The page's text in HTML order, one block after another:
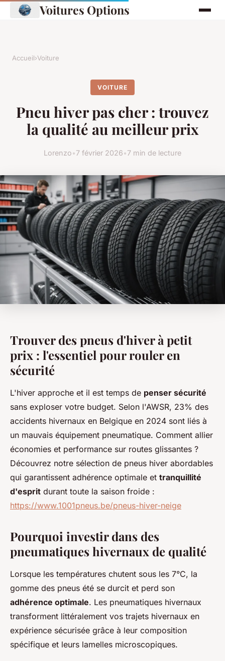
Voitures Options
Accueil›Voiture
VOITURE
Pneu hiver pas cher : trouvez
la qualité au meilleur prix
Lorenzo•7 février 2026•7 min de lecture
Trouver des pneus d'hiver à petit
prix : l'essentiel pour rouler en
sécurité
L'hiver approche et il est temps de penser sécurité
sans exploser votre budget. Selon l'AWSR, 23% des
accidents hivernaux en Belgique en 2024 sont liés à
un mauvais équipement pneumatique. Comment allier
économies et performance sur routes glissantes ?
Découvrez notre sélection de pneus hiver abordables
qui garantissent adhérence optimale et tranquillité
d'esprit durant toute la saison froide :
https://www.1001pneus.be/pneus-hiver-neige
Pourquoi investir dans des
pneumatiques hivernaux de qualité
Lorsque les températures chutent sous les 7°C, la
gomme des pneus été se durcit et perd son
adhérence optimale. Les pneumatiques hivernaux
transforment littéralement vos trajets hivernaux en
expérience sécurisée grâce à leur composition
spécifique et leurs lamelles microscopiques.